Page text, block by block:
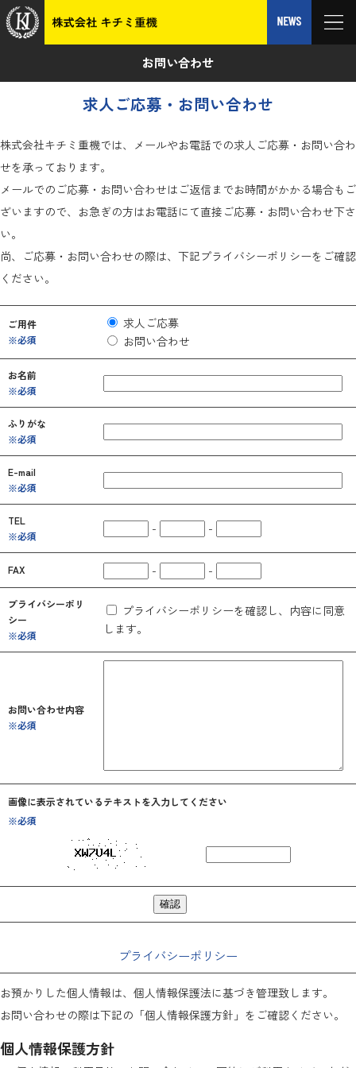
お問い合わせ
求人ご応募・お問い合わせ
株式会社キチミ重機では、メールやお電話での求人ご応募・お問い合わ
せを承っております。
メールでのご応募・お問い合わせはご返信までお時間がかかる場合もご
ざいますので、お急ぎの方はお電話にて直接ご応募・お問い合わせ下さ
い。
尚、ご応募・お問い合わせの際は、下記プライバシーポリシーをご確認
ください。
ご用件
※必須
求人ご応募
お問い合わせ
お名前
※必須
ふりがな
※必須
E-mail
※必須
TEL
※必須
- -
FAX - -
プライバシーポリ
シー
※必須
プライバシーポリシーを確認し、内容に同意
します。
お問い合わせ内容
※必須
画像に表示されているテキストを入力してください
※必須
プライバシーポリシー
お預かりした個人情報は、個人情報保護法に基づき管理致します。
お問い合わせの際は下記の「個人情報保護方針」をご確認ください。
個人情報保護方針